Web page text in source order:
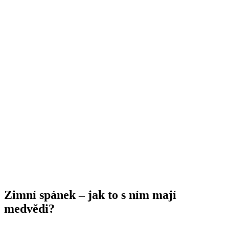
Zimní spánek – jak to s ním mají
medvědi?